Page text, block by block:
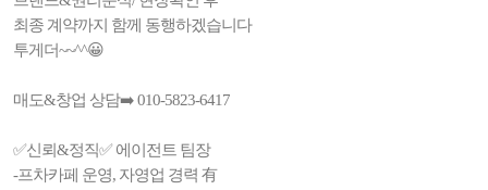
최종 계약까지 함께 동행하겠습니다
투게더~~^^😀
매도&창업 상담➡️ 010-5823-6417
✅️신뢰&정직✅️ 에이전트 팀장
-프차카페 운영, 자영업 경력 有